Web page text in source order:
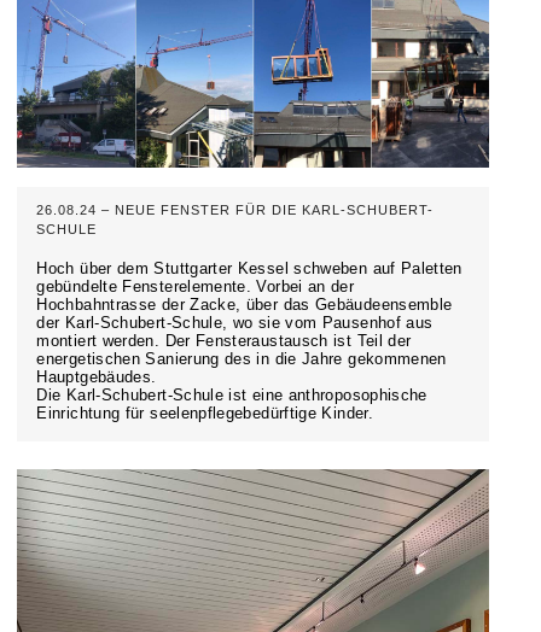
26.08.24 – NEUE FENSTER FÜR DIE KARL-SCHUBERT-
SCHULE
Hoch über dem Stuttgarter Kessel schweben auf Paletten
gebündelte Fensterelemente. Vorbei an der
Hochbahntrasse der Zacke, über das Gebäudeensemble
der Karl-Schubert-Schule, wo sie vom Pausenhof aus
montiert werden. Der Fensteraustausch ist Teil der
energetischen Sanierung des in die Jahre gekommenen
Hauptgebäudes.
Die Karl-Schubert-Schule ist eine anthroposophische
Einrichtung für seelenpflegebedürftige Kinder.